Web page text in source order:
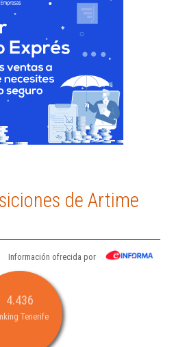
de Artime
Información ofrecida por
4.436
Tenerife